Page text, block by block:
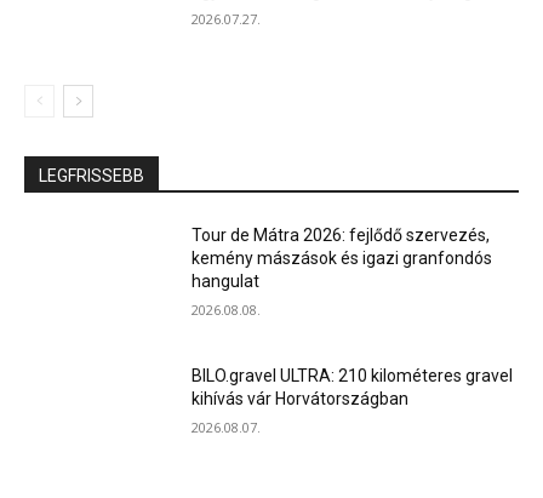
2026.07.27.
LEGFRISSEBB
Tour de Mátra 2026: fejlődő szervezés,
kemény mászások és igazi granfondós
hangulat
2026.08.08.
BILO.gravel ULTRA: 210 kilométeres gravel
kihívás vár Horvátországban
2026.08.07.